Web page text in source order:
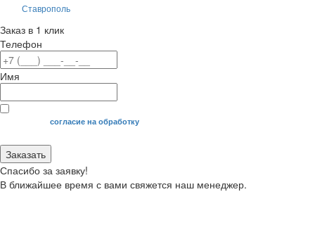
Ставрополь
Заказ в 1 клик
Телефон
Имя
Я даю своесогласие на обработку
Заказать
Спасибо за заявку!
В ближайшее время с вами свяжется наш менеджер.